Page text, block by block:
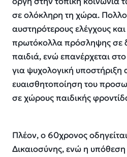
σε ολόκληρη τη χώρα.
αυστηρότερους ελέγχους
πρωτόκολλα πρόσληψης σε
παιδιά, ενώ επανέρχεται
για ψυχολογική υποστήριξη
ευαισθητοποίηση του
σε χώρους παιδικής
Πλέον, ο 60χρονος
Δικαιοσύνης, ενώ η υπόθεση